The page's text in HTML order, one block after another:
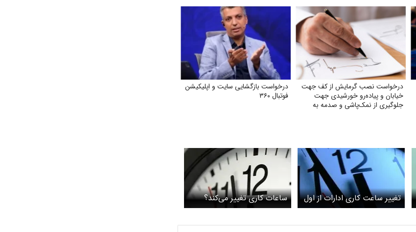
درخواست نصب گرمایش از کف جهت
خیابان و پیاده‌رو خورشیدی جهت
جلوگیری از نمک‌پاشی و صدمه به
درخواست بازگشایی سایت و اپلیکیشن
فوتبال ۳۶۰
تغییر ساعت کاری ادارات از اول
مهر/ اعلام جزییات تصمیم مهم
ساعات کاری تغییر می‌کند؟